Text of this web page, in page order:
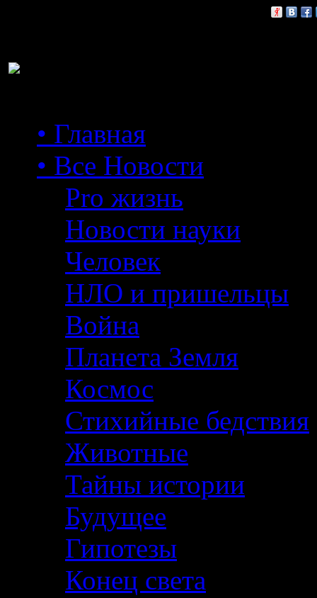
• Главная
• Все Новости
Pro жизнь
Новости науки
Человек
НЛО и пришельцы
Война
Планета Земля
Космос
Стихийные бедствия
Животные
Тайны истории
Будущее
Гипотезы
Конец света